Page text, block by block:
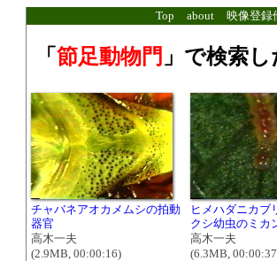
Top about 映像登録
「 節足動物門 」で検索
チャバネアオカメムシの拍動
器官
高木一夫
(2.9MB, 00:00:16)
ヒメハダニカブ
クシ幼虫のミカ
高木一夫
(6.3MB,